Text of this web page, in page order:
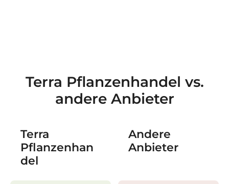
Terra Pflanzenhandel vs.
andere Anbieter
Terra
Pflanzenhan
del
Andere
Anbieter